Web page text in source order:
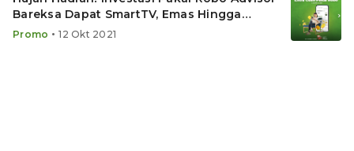
Bareksa Dapat SmartTV, Emas Hingga
Voucher Reksadana
Promo • 12 Okt 2021